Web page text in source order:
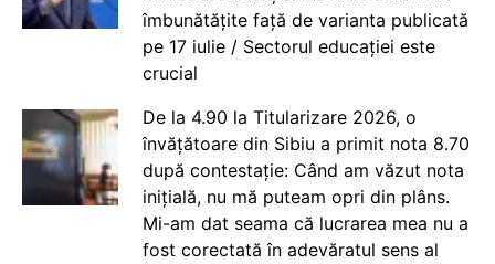
îmbunătățite față de varianta publicată
pe 17 iulie / Sectorul educației este
crucial
De la 4.90 la Titularizare 2026, o
învățătoare din Sibiu a primit nota 8.70
după contestație: Când am văzut nota
inițială, nu mă puteam opri din plâns.
Mi-am dat seama că lucrarea mea nu a
fost corectată în adevăratul sens al